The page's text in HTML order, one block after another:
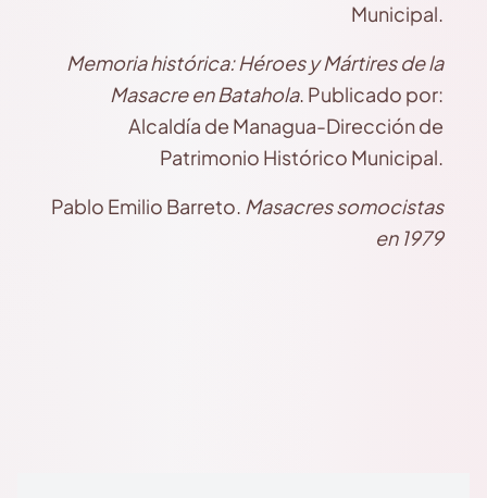
Municipal.
Memoria histórica: Héroes y Mártires de la
Masacre en Batahola. Publicado por:
Alcaldía de Managua-Dirección de
Patrimonio Histórico Municipal.
Pablo Emilio Barreto. Masacres somocistas
en 1979